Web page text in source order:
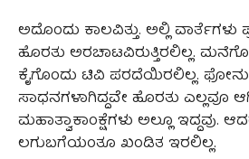
ಅದೊಂದು ಕಾಲವಿತ್ತು. ಅಲ್ಲಿ ವಾರ್ತೆಗಳು
ಹೊರತು ಅರಚಾಟವಿರುತ್ತಿರಲಿಲ್ಲ.
ಕೈಗೊಂದು ಟಿವಿ ಪರದೆಯಿರಲಿಲ್ಲ.
ಸಾಧನಗಳಾಗಿದ್ದವೇ ಹೊರತು ಎಲ್ಲವೂ
ಮಹಾತ್ವಾಕಾಂಕ್ಷೆಗಳು ಅಲ್ಲೂ ಇದ್ದವು.
ಲಗುಬಗೆಯಂತೂ ಖಂಡಿತ ಇರಲಿಲ್ಲ.